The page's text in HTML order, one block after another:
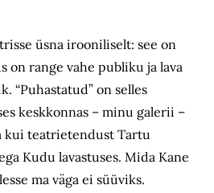
üsna irooniliselt: see on
on range vahe publiku ja lava
“Puhastatud” on selles
keskkonnas – minu galerii –
kui teatrietendust Tartu
Kudu lavastuses. Mida Kane
ma väga ei süüviks.